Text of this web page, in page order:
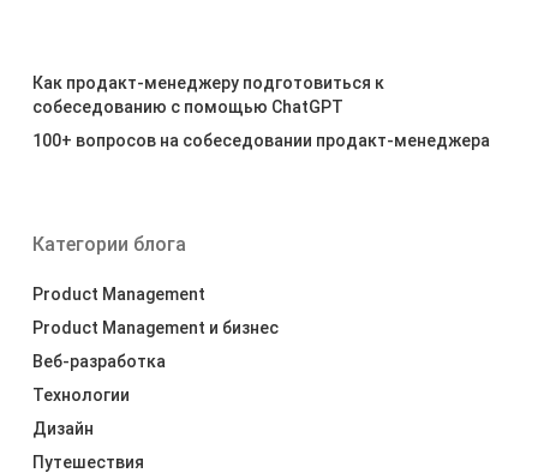
Как продакт-менеджеру подготовиться к
собеседованию с помощью ChatGPT
100+ вопросов на собеседовании продакт-менеджера
Категории блога
Product Management
Product Management и бизнес
Веб-разработка
Технологии
Дизайн
Путешествия